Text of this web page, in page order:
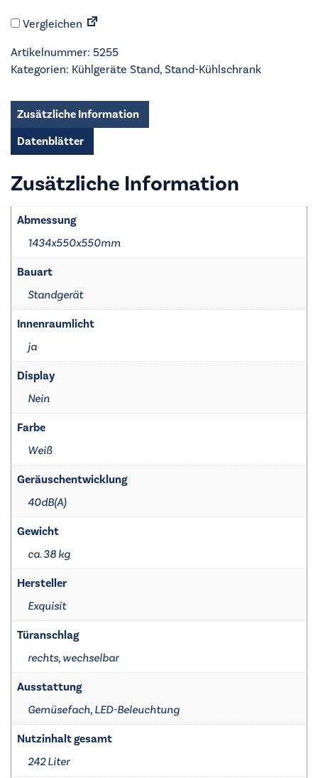
Kühlschrank
KS320-
V-
040E
Menge
Vergleichen
Artikelnummer: 5255
Kategorien: Kühlgeräte Stand, Stand-Kühlschrank
Zusätzliche Information
Datenblätter
Zusätzliche Information
Abmessung
1434x550x550mm
Bauart
Standgerät
Innenraumlicht
ja
Display
Nein
Farbe
Weiß
Geräuschentwicklung
40dB(A)
Gewicht
ca. 38 kg
Hersteller
Exquisit
Türanschlag
rechts, wechselbar
Ausstattung
Gemüsefach, LED-Beleuchtung
Nutzinhalt gesamt
242 Liter